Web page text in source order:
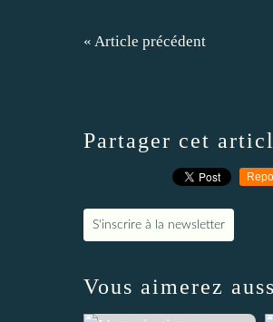
« Article précédent
Partager cet
S'inscrire à la newsletter
Vous aimerez